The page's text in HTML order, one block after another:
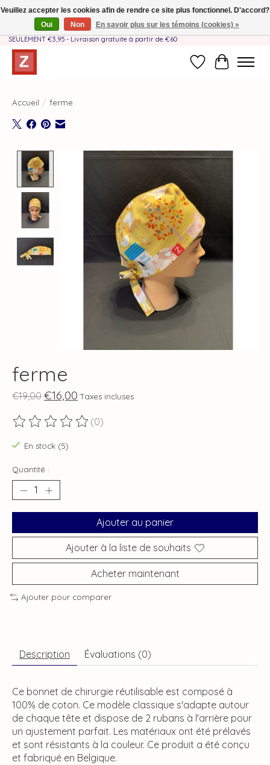
Fait à la main par une équipe mère-fille❤️ - Frais de livraison BE & NL
SEULEMENT €3,95 - Livraison gratuite à partir de €60
Liste dePanier
Accueil / ferme
Product image slideshow Items
ferme
€19,00 €16,00 Taxes incluses
Ce produit est évalué à
(0)
En stock (5)
Quantité :
Ajouter au panier
Ajouter à la liste de souhaits
Acheter maintenant
Ajouter pour comparer
Description Évaluations (0)
Ce bonnet de chirurgie réutilisable est composé à
100% de coton. Ce modèle classique s'adapte autour
de chaque tête et dispose de 2 rubans à l'arrière pour
un ajustement parfait. Les matériaux ont été prélavés
et sont résistants à la couleur. Ce produit a été conçu
et fabriqué en Belgique.
Veuillez accepter les cookies afin de rendre ce site plus fonctionnel. D'accord?
Oui
Non En savoir plus sur les témoins (cookies) »